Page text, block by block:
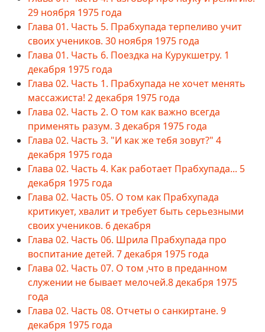
29 ноября 1975 года
Глава 01. Часть 5. Прабхупада терпеливо учит
своих учеников. 30 ноября 1975 года
Глава 01. Часть 6. Поездка на Курукшетру. 1
декабря 1975 года
Глава 02. Часть 1. Прабхупада не хочет менять
массажиста! 2 декабря 1975 года
Глава 02. Часть 2. О том как важно всегда
применять разум. 3 декабря 1975 года
Глава 02. Часть 3. "И как же тебя зовут?" 4
декабря 1975 года
Глава 02. Часть 4. Как работает Прабхупада... 5
декабря 1975 года
Глава 02. Часть 05. О том как Прабхупада
критикует, хвалит и требует быть серьезными
своих учеников. 6 декабря
Глава 02. Часть 06. Шрила Прабхупада про
воспитание детей. 7 декабря 1975 года
Глава 02. Часть 07. О том ,что в преданном
служении не бывает мелочей.8 декабря 1975
года
Глава 02. Часть 08. Отчеты о санкиртане. 9
декабря 1975 года